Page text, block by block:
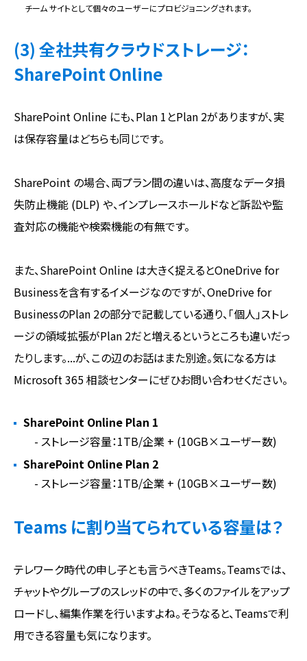
チーム サイトとして個々のユーザーにプロビジョニングされます。
(3) 全社共有クラウドストレージ：
SharePoint Online
SharePoint Online にも、Plan 1とPlan 2がありますが、実
は保存容量はどちらも同じです。
SharePoint の場合、両プラン間の違いは、高度なデータ損
失防止機能 (DLP) や、インプレースホールドなど訴訟や監
査対応の機能や検索機能の有無です。
また、SharePoint Online は大きく捉えるとOneDrive for
Businessを含有するイメージなのですが、OneDrive for
BusinessのPlan 2の部分で記載している通り、「個人」ストレ
ージの領域拡張がPlan 2だと増えるというところも違いだっ
たりします。...が、この辺のお話はまた別途。気になる方は
Microsoft 365 相談センターにぜひお問い合わせください。
SharePoint Online Plan 1
- ストレージ容量：1TB/企業 + (10GB×ユーザー数)
SharePoint Online Plan 2
- ストレージ容量：1TB/企業 + (10GB×ユーザー数)
Teams に割り当てられている容量は？
テレワーク時代の申し子とも言うべきTeams。Teamsでは、
チャットやグループのスレッドの中で、多くのファイルをアップ
ロードし、編集作業を行いますよね。そうなると、Teamsで利
用できる容量も気になります。